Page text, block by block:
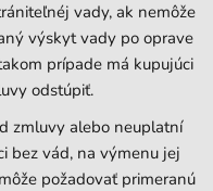
vady, ak nemôže
výskyt vady po oprave
prípade má kupujúci
odstúpiť.
zmluvy alebo neuplatní
bez vád, na výmenu jej
požadovať primeranú